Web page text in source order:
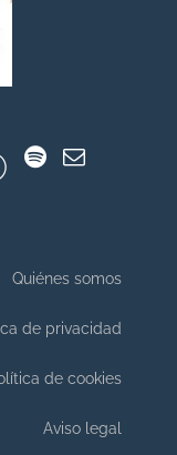
Quiénes somos
de privacidad
de cookies
Aviso legal